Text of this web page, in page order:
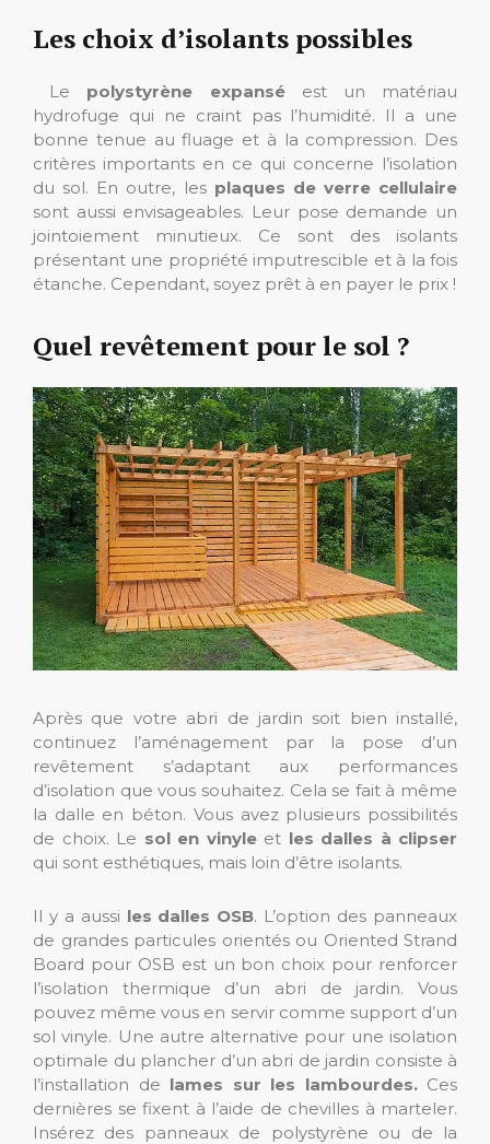
Les choix d’isolants possibles
Le polystyrène expanséest un matériau
hydrofuge qui ne craint pas l’humidité. Il a une
bonne tenue au fluage et à la compression. Des
critères importants en ce qui concerne l’isolation
du sol. En outre, les plaques de verre cellulaire
sont aussi envisageables. Leur pose demande un
jointoiement minutieux. Ce sont des isolants
présentant une propriété imputrescible et à la fois
étanche. Cependant, soyez prêt à en payer le prix !
Quel revêtement pour le sol ?
Après que votre abri de jardin soit bien installé,
continuez l’aménagement par la pose d’un
revêtement s’adaptant aux performances
d’isolation que vous souhaitez. Cela se fait à même
la dalle en béton. Vous avez plusieurs possibilités
de choix. Le sol en vinyleet les dalles à clipser
qui sont esthétiques, mais loin d’être isolants.
Il y a aussi les dalles OSB. L’option des panneaux
de grandes particules orientés ou Oriented Strand
Board pour OSB est un bon choix pour renforcer
l’isolation thermique d’un abri de jardin. Vous
pouvez même vous en servir comme support d’un
sol vinyle. Une autre alternative pour une isolation
optimale du plancher d’un abri de jardin consiste à
l’installation de lames sur les lambourdes. Ces
dernières se fixent à l’aide de chevilles à marteler.
Insérez des panneaux de polystyrène ou de la